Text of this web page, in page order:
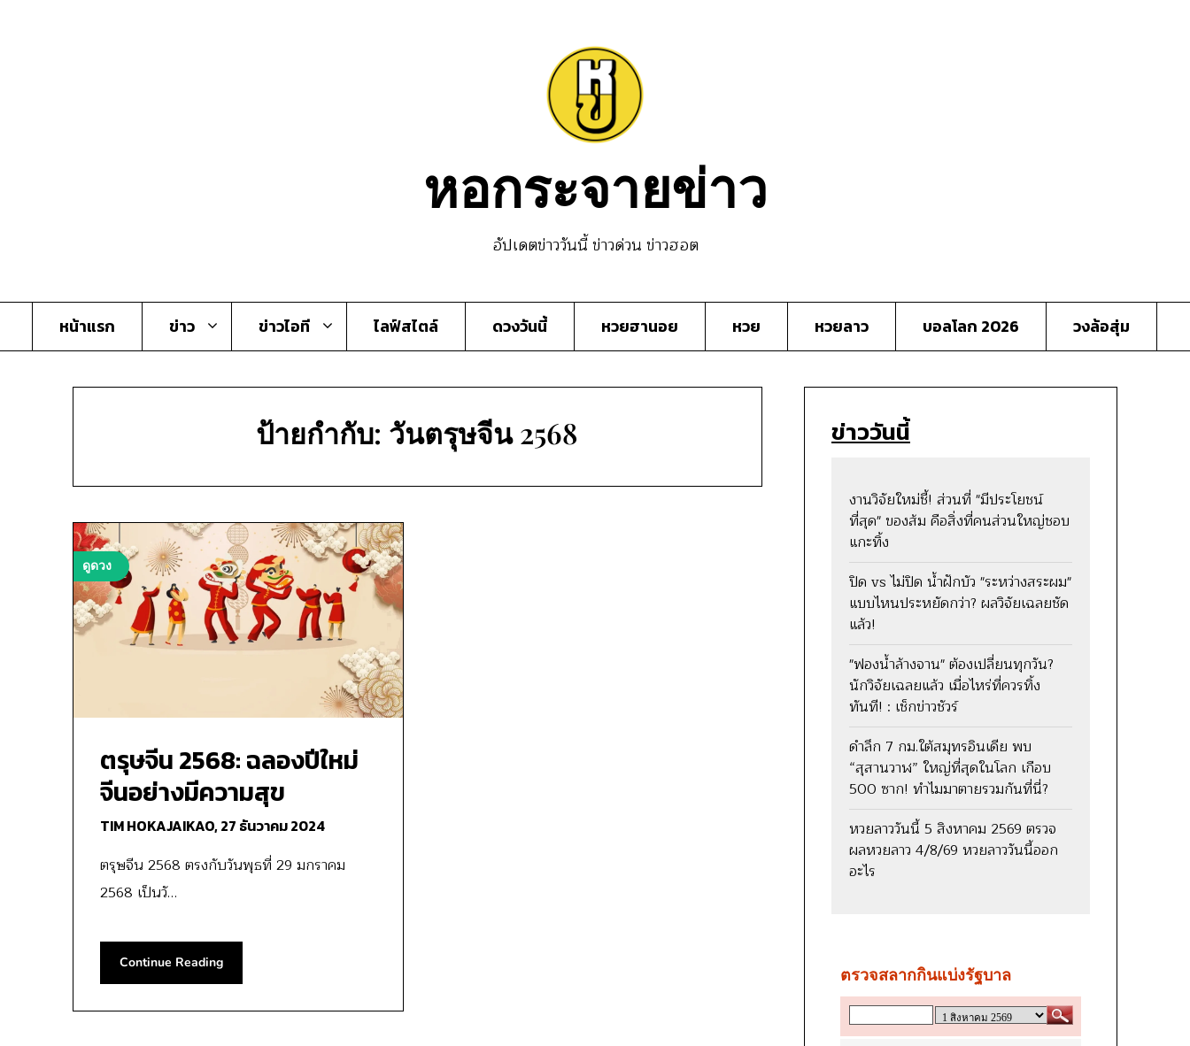
หอกระจายข่าว
อัปเดตข่าววันนี้ ข่าวด่วน ข่าวฮอต
หน้าแรก ข่าว ข่าวไอที ไลฟ์สไตล์ ดวงวันนี้ หวยฮานอย หวย หวยลาว บอลโลก 2026 วงล้อสุ่ม
ป้ายกำกับ: วันตรุษจีน 2568
ดูดวง
ตรุษจีน 2568: ฉลองปีใหม่
จีนอย่างมีความสุข
TIM HOKAJAIKAO,27 ธันวาคม 2024
ตรุษจีน 2568 ตรงกับวันพุธที่ 29 มกราคม
2568 เป็นวั…
Continue Reading
ข่าววันนี้
งานวิจัยใหม่ชี้! ส่วนที่ "มีประโยชน์
ที่สุด" ของส้ม คือสิ่งที่คนส่วนใหญ่ชอบ
แกะทิ้ง
ปิด vs ไม่ปิด น้ำฝักบัว "ระหว่างสระผม"
แบบไหนประหยัดกว่า? ผลวิจัยเฉลยชัด
แล้ว!
"ฟองน้ำล้างจาน" ต้องเปลี่ยนทุกวัน?
นักวิจัยเฉลยแล้ว เมื่อไหร่ที่ควรทิ้ง
ทันที! : เช็กข่าวชัวร์
ดำลึก 7 กม.ใต้สมุทรอินเดีย พบ
“สุสานวาฬ” ใหญ่ที่สุดในโลก เกือบ
500 ซาก! ทำไมมาตายรวมกันที่นี่?
หวยลาววันนี้ 5 สิงหาคม 2569 ตรวจ
ผลหวยลาว 4/8/69 หวยลาววันนี้ออก
อะไร